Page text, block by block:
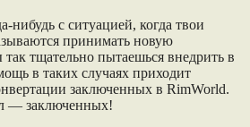
нибудь с ситуацией, когда твои
принимать новую
тщательно пытаешься внедрить в
в таких случаях приходит
заключенных в RimWorld.
— заключенных!